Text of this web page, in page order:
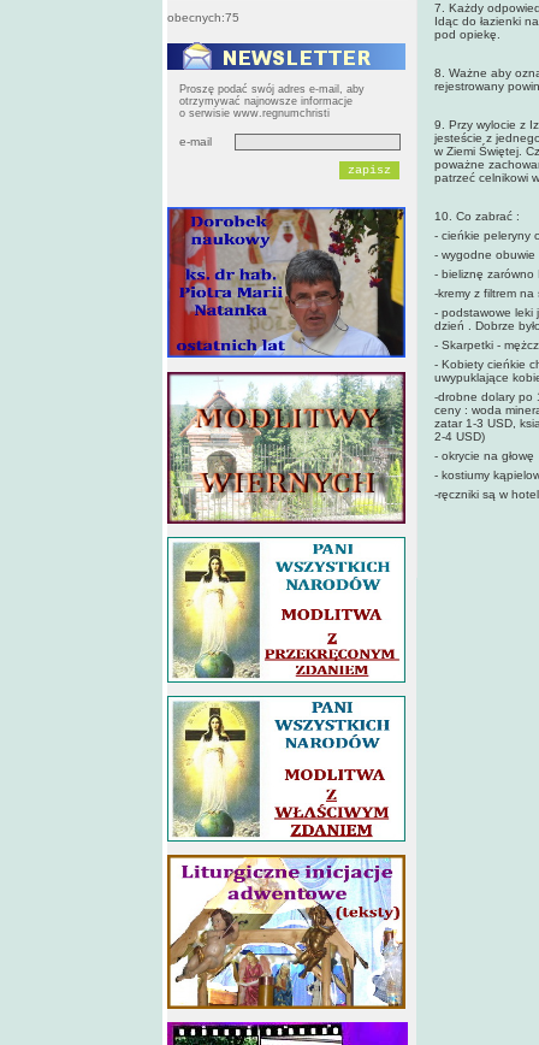
obecnych:75
Proszę podać swój adres e-mail, aby
otrzymywać najnowsze informacje
o serwisie www.regnumchristi
e-mail
7. Każdy
Idąc do łazienki
pod opiekę.
8. Ważne aby
rejestrowany
9. Przy wylocie z
jesteście z
w Ziemi Świętej.
poważne
patrzeć celnikowi
10. Co zabrać :
- cieńkie peleryny
- wygodne
- bieliznę zarówno
-kremy z filtrem na
- podstawowe leki
dzień . Dobrze
- Skarpetki -
- Kobiety cieńkie
uwypuklające
-drobne dolary po
ceny : woda
zatar 1-3 USD,
2-4 USD)
- okrycie na głowę
- kostiumy
-ręczniki są w